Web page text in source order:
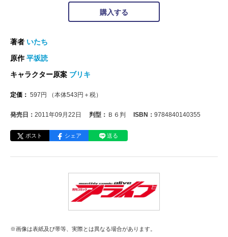
購入する
著者 いたち
原作平坂読
キャラクター原案 ブリキ
定価： 597 円 （本体543 円＋税）
発売日： 2011年09月22日 判型： Ｂ６判 ISBN： 9784840140355
ポスト シェア 送る
※画像は表紙及び帯等、実際とは異なる場合があります。